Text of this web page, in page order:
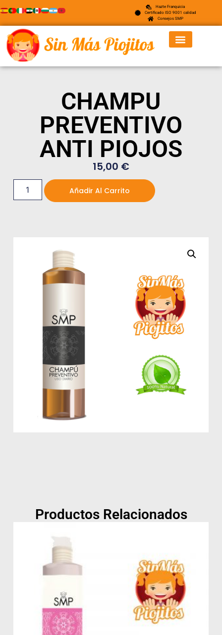
Hazte Franquicia
Certificado ISO 9001 calidad
Consejos SMP
CHAMPU
PREVENTIVO
ANTI PIOJOS
15,00 €
Añadir Al Carrito
Productos Relacionados